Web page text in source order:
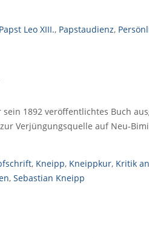
Papst Leo XIII., Papstaudienz,
1892 veröffentlichtes Buch
Verjüngungsquelle auf Neu-
, Kneipp, Kneippkur, Kritik
, Sebastian Kneipp